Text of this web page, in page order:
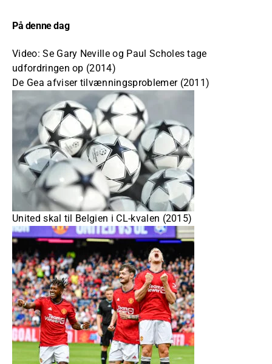
På denne dag
Video: Se Gary Neville og Paul Scholes tage
udfordringen op (2014)
De Gea afviser tilvænningsproblemer (2011)
United skal til Belgien i CL-kvalen (2015)